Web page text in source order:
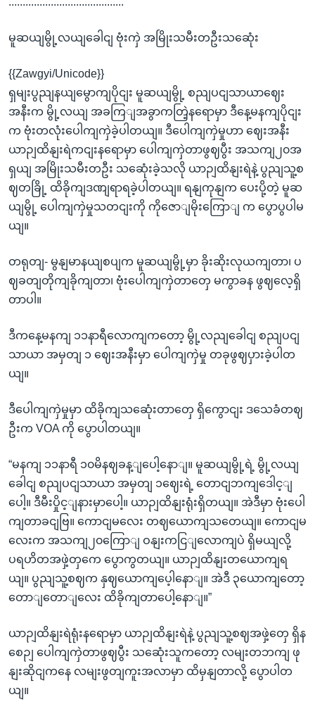
မူဆယျမွို့လယျခေါငျ ဗုံးကှဲ အမြိုးသမီးတဦးသဆေုံး
{{Zawgyi/Unicode}}
ရှမျးပွညျနယျမွောကျပိုငျး မူဆယျမွို့ စညျပငျသာယာဈေး
အနီးက မွို့လယျ အခကြျအခွာကတြဲ့နရောမှာ ဒီနေ့မနကျပိုငျး
က ဗုံးတလုံးပေါကျကှဲခဲ့ပါတယျ။ ဒီပေါကျကှဲမှုဟာ ဈေးအနီး
ယာဉျထိနျးရဲကငျးနရောမှာ ပေါကျကှဲတာဖွဈပွီး အသကျ၂၀အ
ရှယျ အမြိုးသမီးတဦး သဆေုံးခဲ့သလို ယာဉျထိနျးရဲနဲ့ ပွညျသူ့စ
ဈတခြို့ ထိခိုကျဒဏျရာရခဲ့ပါတယျ။ ရနျကုနျက ပေးပို့တဲ့ မူဆ
ယျမွို့ ပေါကျကှဲမှုသတငျးကို ကိုဇောျမိုးကြောျ က ပွောပွပါမ
ယျ။
တရုတျ- မွနျမာနယျစပျက မူဆယျမွို့မှာ ခိုးဆိုးလုယကျတာ၊ ပ
ဈခတျတိုကျခိုကျတာ၊ ဗုံးပေါကျကှဲတာတှေ မကွာခန ဖွဈလေ့ရှိ
တာပါ။
ဒီကနေ့မနကျ ၁၁နာရီလောကျကတော့ မွို့လညျခေါငျ စညျပငျ
သာယာ အမှတျ ၁ ဈေးအနီးမှာ ပေါကျကှဲမှု တခုဖွဈပှားခဲ့ပါတ
ယျ။
ဒီပေါကျကှဲမှုမှာ ထိခိုကျသဆေုံးတာတှေ ရှိကွောငျး ဒသေခံတဈ
ဦးက VOA ကို ပွောပါတယျ။
“မနကျ ၁၁နာရီ ၁၀မိနဈခန့ျပေါ့နောျ။ မူဆယျမွို့ရဲ့ မွို့လယျ
ခေါငျ စညျပငျသာယာ အမှတျ ၁ဈေးရဲ့ တောငျဘကျဒေါင့ျ
ပေါ့။ ဒီမီးပှိုင့ျနားမှာပေါ့။ ယာဉျထိနျးရုံးရှိတယျ။ အဲဒီမှာ ဗုံးပေါ
ကျတာခငျဗြ။ ကောငျမလေး တဈယောကျသတေယျ။ ကောငျမ
လေးက အသကျ၂၀ကြောျ ဝနျးကငြျလောကျပဲ ရှိမယျလို့
ပရဟိတအဖှဲ့တှကေ ပွောကွတယျ။ ယာဉျထိနျးတယောကျရ
ယျ။ ပွညျသူ့စဈက နှဈယောကျပေ့ါနောျ။ အဲဒီ ၃ယောကျတော့
တောျတောျလေး ထိခိုကျတာပေါ့နောျ။”
ယာဉျထိနျးရဲရုံးနရောမှာ ယာဉျထိနျးရဲနဲ့ ပွညျသူ့စဈအဖှဲ့တှေ ရှိန
စေဉျ ပေါကျကှဲတာဖွဈပွီး သဆေုံးသူကတော့ လမျးတဘကျ ဖု
နျးဆိုငျကနေ လမျးဖွတျကူးအလာမှာ ထိမှနျတာလို့ ပွောပါတ
ယျ။